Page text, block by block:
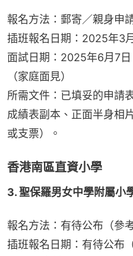
報名方法：郵寄／親身申
插班報名日期：2025年3
面試日期：2025年6月7
（家庭面見）
所需文件：已填妥的申請
成績表副本、正面半身相
或支票）。
香港南區直資小學
3. 聖保羅男女中學附屬小
報名方法：有待公布（參
插班報名日期：有待公布